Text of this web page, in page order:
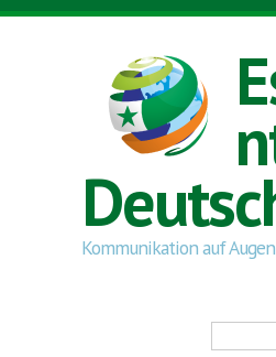
Direkt zum Inhalt
Kommunikation auf